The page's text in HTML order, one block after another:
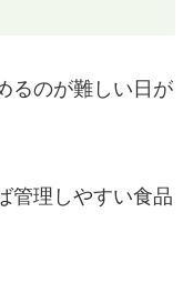
るのが難しい日が
管理しやすい食品